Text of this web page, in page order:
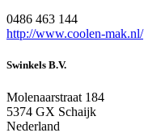
0486 463 144
http://www.coolen-mak.nl/
Swinkels B.V.
Molenaarstraat 184
5374 GX Schaijk
Nederland